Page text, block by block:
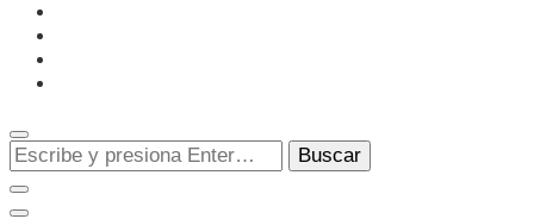
Matiz
Un espacio editorial donde pongo en palabras aquello que
muchos sentimos y pocos sabemos cómo explicar y
donde también compartiré contigo las cosas que me
conmueven, me sorprenden o creo que merecen ser
¿Buscas
algo?